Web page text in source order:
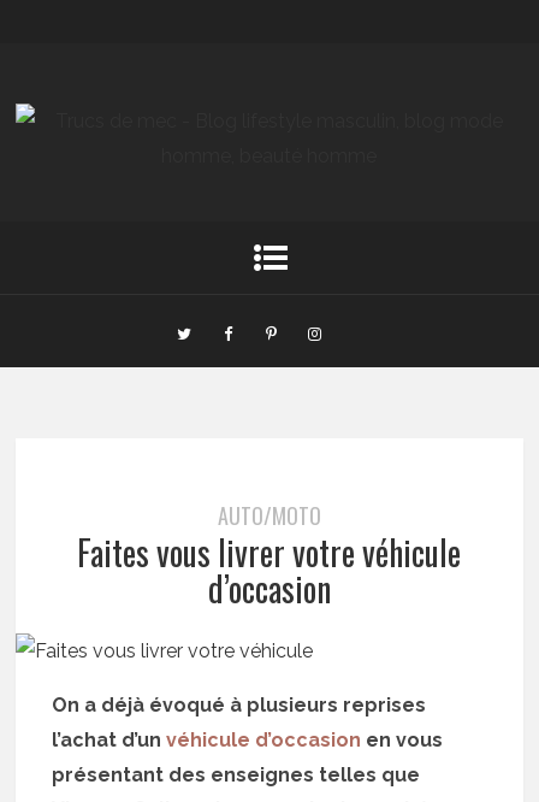
AUTO/MOTO
Faites vous livrer votre véhicule
d’occasion
On a déjà évoqué à plusieurs reprises
l’achat d’unvéhicule d’occasion en vous
présentant des enseignes telles que